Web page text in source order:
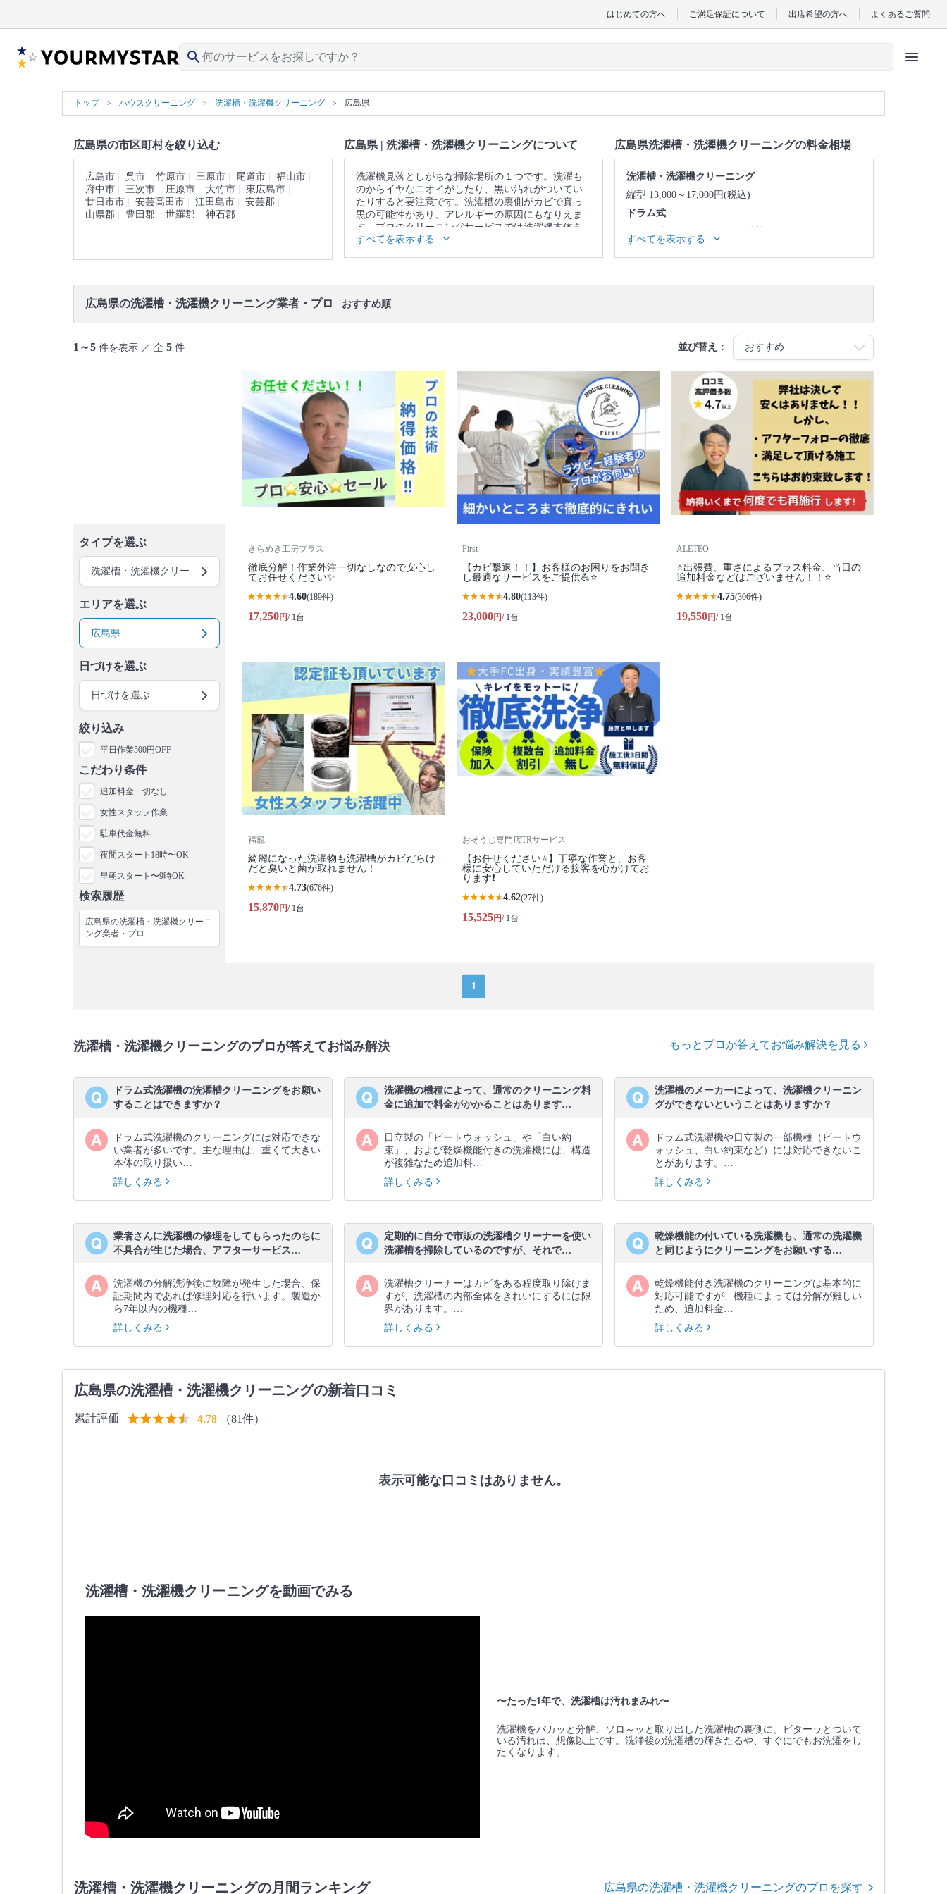
はじめての方へ ご満足保証について 出店希望の方へ よくあるご質問
search menu
トップ ハウスクリーニング 洗濯槽・洗濯機クリーニング 広島県
広島県の市区町村を絞り込む
広島市 呉市 竹原市 三原市 尾道市
福山市
府中市
三次市 庄原市 大竹市
東広島市
廿日市市
安芸高田市 江田島市
安芸郡
山県郡
豊田郡 世羅郡 神石郡
広島県 | 洗濯槽・洗濯機クリーニングについて
洗濯機見落としがちな掃除場所の１つです。洗濯も
のからイヤなニオイがしたり、黒い汚れがついてい
たりすると要注意です。洗濯槽の裏側がカビで真っ
黒の可能性があり、アレルギーの原因にもなりえま
す。プロのクリーニングサービスでは洗濯機本体を
を分解し、まるごと徹底的に洗浄いたします。
▼表示価格に含まれる洗濯槽・洗濯機クリーニング
所の簡易清掃
口コミもご参照ください。
すべてを表示する
広島県洗濯槽・洗濯機クリーニングの料金相場
洗濯槽・洗濯機クリーニング
縦型 13,000～17,000円(税込)
ドラム式
ドラム式 45,000～49,000円(税込)
すべてを表示する
広島県の洗濯槽・洗濯機クリーニング業者・プロ おすすめ順
1～5 件を表示 ／ 全 5 件 並び替え：
タイプを選ぶ
エリアを選ぶ
広島県
日づけを選ぶ
日づけを選ぶ
絞り込み
平日作業500円OFF
こだわり条件
追加料金一切なし
女性スタッフ作業
駐車代金無料
夜間スタート18時〜OK
早朝スタート〜9時OK
検索履歴
広島県の洗濯槽・洗濯機クリーニ
ング業者・プロ
きらめき工房プラス
徹底分解！作業外注一切なしなので安心し
てお任せください✨
4.60(189件)
17,250円/ 1台
First
【カビ撃退！！】お客様のお困りをお聞き
し最適なサービスをご提供💪⭐️
4.80(113件)
23,000円/ 1台
ALETEO
⭐️出張費、重さによるプラス料金、当日の
追加料金などはございません！！⭐️
4.75(306件)
19,550円/ 1台
福籠
綺麗になった洗濯物も洗濯槽がカビだらけ
だと臭いと菌が取れません！
4.73(676件)
15,870円/ 1台
おそうじ専門店TRサービス
【お任せください⭐️】丁寧な作業と、お客
様に安心していただける接客を心がけてお
ります❗️
4.62(27件)
15,525円/ 1台
1
洗濯槽・洗濯機クリーニングのプロが答えてお悩み解決 もっとプロが答えてお悩み解決を見る
ドラム式洗濯機の洗濯槽クリーニングをお願い
することはできますか？
ドラム式洗濯機のクリーニングには対応できな
い業者が多いです。主な理由は、重くて大きい
本体の取り扱い…
詳しくみる
洗濯機の機種によって、通常のクリーニング料
金に追加で料金がかかることはあります…
日立製の「ビートウォッシュ」や「白い約
束」、および乾燥機能付きの洗濯機には、構造
が複雑なため追加料…
詳しくみる
洗濯機のメーカーによって、洗濯機クリーニン
グができないということはありますか？
ドラム式洗濯機や日立製の一部機種（ビートウ
ォッシュ、白い約束など）には対応できないこ
とがあります。…
詳しくみる
業者さんに洗濯機の修理をしてもらったのちに
不具合が生じた場合、アフターサービス…
洗濯機の分解洗浄後に故障が発生した場合、保
証期間内であれば修理対応を行います。製造か
ら7年以内の機種…
詳しくみる
定期的に自分で市販の洗濯槽クリーナーを使い
洗濯槽を掃除しているのですが、それで…
洗濯槽クリーナーはカビをある程度取り除けま
すが、洗濯槽の内部全体をきれいにするには限
界があります。…
詳しくみる
乾燥機能の付いている洗濯機も、通常の洗濯機
と同じようにクリーニングをお願いする…
乾燥機能付き洗濯機のクリーニングは基本的に
対応可能ですが、機種によっては分解が難しい
ため、追加料金…
詳しくみる
広島県の洗濯槽・洗濯機クリーニングの新着口コミ
累計評価 4.78 （81件）
表示可能な口コミはありません。
洗濯槽・洗濯機クリーニングを動画でみる
〜たった1年で、洗濯槽は汚れまみれ〜
洗濯機をパカッと分解、ソロ～ッと取り出した洗濯槽の裏側に、ビターッとついて
いる汚れは、想像以上です。洗浄後の洗濯槽の輝きたるや、すぐにでもお洗濯をし
たくなります。
洗濯槽・洗濯機クリーニングの月間ランキング 広島県の洗濯槽・洗濯機クリーニングのプロを探す